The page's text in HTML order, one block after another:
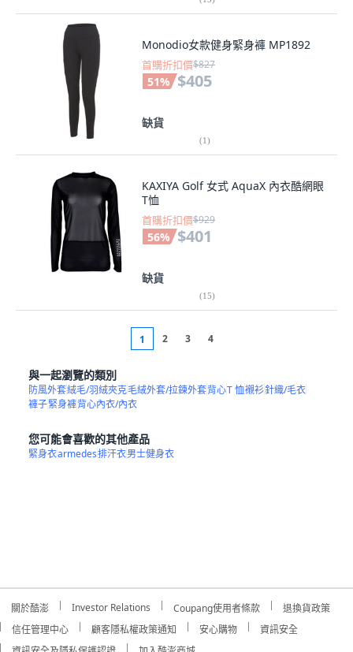
Monodio女款健身緊身褲 MP1892
首購折扣價$827
51% $405
缺貨
(1)
KAXIYA Golf 女式 AquaX 內衣酷網眼
T恤
首購折扣價$929
56% $401
缺貨
(15)
1 2 3 4
與一起瀏覽的類別
防風外套絨毛/羽絨夾克毛絨外套/拉鍊外套背心T 恤襯衫針織/毛衣
褲子緊身褲背心內衣/內衣
您可能會喜歡的其他產品
緊身衣armedes排汗衣男士健身衣
關於酷澎 Investor Relations Coupang使用者條款
退換貨政策
信任管理中心
顧客隱私權政策通知 安心購物
資訊安全